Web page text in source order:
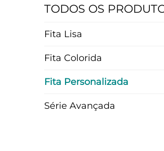
TODOS OS
Fita Lisa
Fita Colorida
Fita Personalizada
Série Avançada